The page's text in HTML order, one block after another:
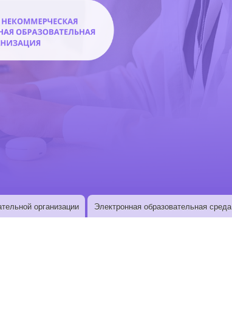
организации Электронная образовательная среда